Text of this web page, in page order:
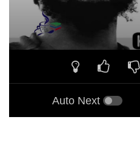
Auto Next